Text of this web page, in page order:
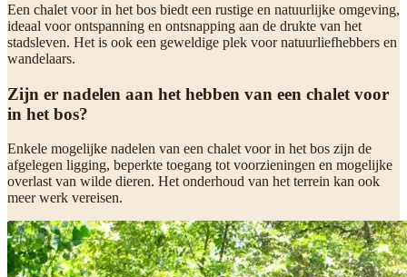
Een chalet voor in het bos biedt een rustige en natuurlijke omgeving,
ideaal voor ontspanning en ontsnapping aan de drukte van het
stadsleven. Het is ook een geweldige plek voor natuurliefhebbers en
wandelaars.
Zijn er nadelen aan het hebben van een chalet voor
in het bos?
Enkele mogelijke nadelen van een chalet voor in het bos zijn de
afgelegen ligging, beperkte toegang tot voorzieningen en mogelijke
overlast van wilde dieren. Het onderhoud van het terrein kan ook
meer werk vereisen.